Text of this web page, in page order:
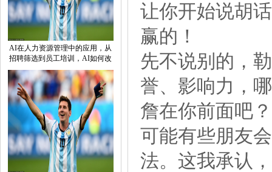
AI在人力资源管理中的应用，从
招聘筛选到员工培训，AI如何改
让你开始说胡
赢的！
先不说别的，
誉、影响力，
詹在你前面吧？
可能有些朋友
法。这我承认